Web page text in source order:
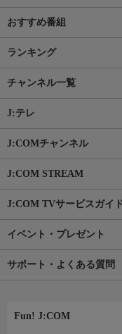
おすすめ番組
ランキング
チャンネル一覧
J:テレ
J:COMチャンネル
J:COM STREAM
J:COM TVサービスガイ
イベント・プレゼント
サポート・よくある質問
Fun! J:COM